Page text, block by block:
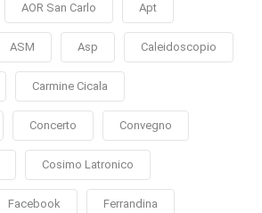
AOR San Carlo Apt
ASM Asp Caleidoscopio
Carmine Cicala
Concerto Convegno
Cosimo Latronico
Facebook Ferrandina